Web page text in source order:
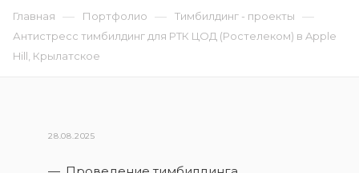
Главная — Портфолио — Тимбилдинг - проекты —
Антистресс тимбилдинг для РТК ЦОД (Ростелеком) в Apple
Hill, Крылатское
28.08.2025